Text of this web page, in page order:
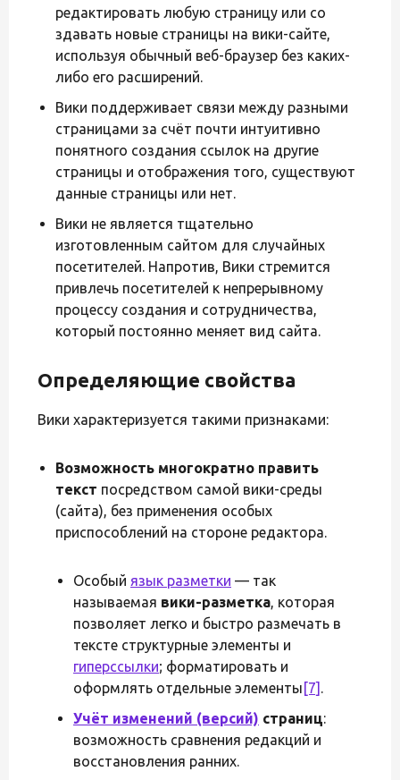
редактировать любую страницу или со
здавать новые страницы на вики-сайте,
используя обычный веб-браузер без каких-
либо его расширений.
Вики поддерживает связи между разными
страницами за счёт почти интуитивно
понятного создания ссылок на другие
страницы и отображения того, существуют
данные страницы или нет.
Вики не является тщательно
изготовленным сайтом для случайных
посетителей. Напротив, Вики стремится
привлечь посетителей к непрерывному
процессу создания и сотрудничества,
который постоянно меняет вид сайта.
Определяющие свойства
Вики характеризуется такими признаками:
Возможность многократно править
текст посредством самой вики-среды
(сайта), без применения особых
приспособлений на стороне редактора.
Особый язык разметки — так
называемая вики-разметка, которая
позволяет легко и быстро размечать в
тексте структурные элементы и
гиперссылки; форматировать и
оформлять отдельные элементы [7] .
Учёт изменений (версий) страниц:
возможность сравнения редакций и
восстановления ранних.